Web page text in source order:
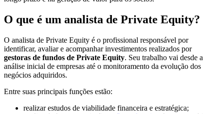
O que é um analista de Private Equity?
O analista de Private Equity é o profissional responsável por
identificar, avaliar e acompanhar investimentos realizados por
gestoras de fundos de Private Equity. Seu trabalho vai desde a
análise inicial de empresas até o monitoramento da evolução dos
negócios adquiridos.
Entre suas principais funções estão:
realizar estudos de viabilidade financeira e estratégica;